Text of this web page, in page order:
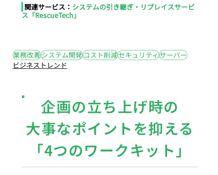
関連サービス： システムの引き継ぎ・リプレイスサービ
ス「RescueTech」
業務改善システム開発コスト削減セキュリティサーバー
ビジネストレンド
企画の立ち上げ時の
大事なポイントを抑える
「4つのワークキット」